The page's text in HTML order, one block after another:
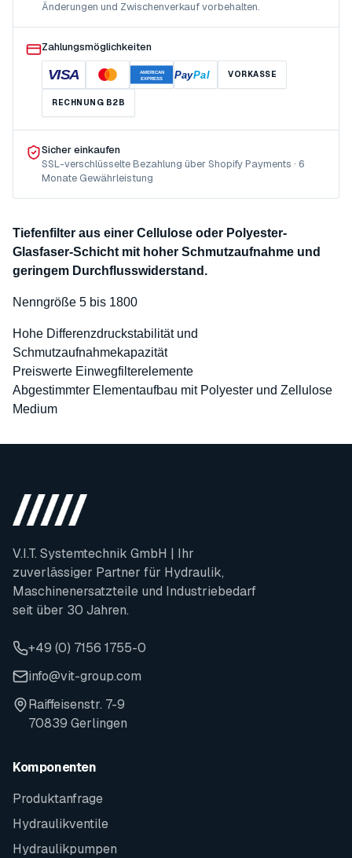
Änderungen und Zwischenverkauf vorbehalten.
Zahlungsmöglichkeiten
VISA
AMERICAN
EXPRESS
PayPal VORKASSE
RECHNUNG B2B
Sicher einkaufen
SSL-verschlüsselte Bezahlung über Shopify Payments · 6
Monate Gewährleistung
Tiefenfilter aus einer Cellulose oder Polyester-
Glasfaser-Schicht mit hoher Schmutzaufnahme und
geringem Durchflusswiderstand.
Nenngröße 5 bis 1800
Hohe Differenzdruckstabilität und
Schmutzaufnahmekapazität
Preiswerte Einwegfilterelemente
Abgestimmter Elementaufbau mit Polyester und Zellulose
Medium
V.I.T. Systemtechnik GmbH | Ihr
zuverlässiger Partner für Hydraulik,
Maschinenersatzteile und Industriebedarf
seit über 30 Jahren.
+49 (0) 7156 1755-0
info@vit-group.com
Raiffeisenstr. 7-9
70839 Gerlingen
Komponenten
Produktanfrage
Hydraulikventile
Hydraulikpumpen